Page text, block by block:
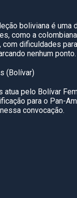
boliviana é
como a
dificuldades
nenhum ponto.
(Bolívar)
atua pelo Bolívar
para o Pan-
convocação.